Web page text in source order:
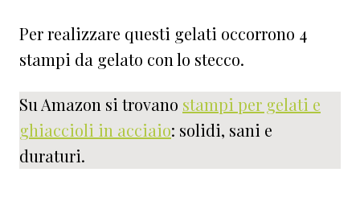
Per realizzare questi gelati occorrono 4
stampi da gelato con lo stecco.
Su Amazon si trovano stampi per gelati e
ghiaccioli in acciaio: solidi, sani e
duraturi.